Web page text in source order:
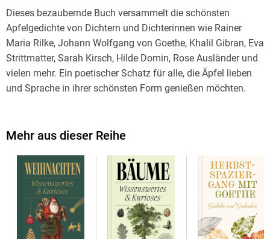
Dieses bezaubernde Buch versammelt die schönsten
Apfelgedichte von Dichtern und Dichterinnen wie Rainer
Maria Rilke, Johann Wolfgang von Goethe, Khalil Gibran, Eva
Strittmatter, Sarah Kirsch, Hilde Domin, Rose Ausländer und
vielen mehr. Ein poetischer Schatz für alle, die Äpfel lieben
und Sprache in ihrer schönsten Form genießen möchten.
Mehr aus dieser Reihe